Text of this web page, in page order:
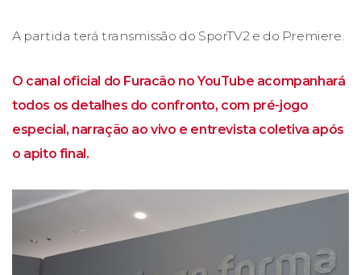
A partida terá transmissão do SporTV2 e do Premiere.
O canal oficial do Furacão no YouTube acompanhará
todos os detalhes do confronto, com pré-jogo
especial, narração ao vivo e entrevista coletiva após
o apito final.